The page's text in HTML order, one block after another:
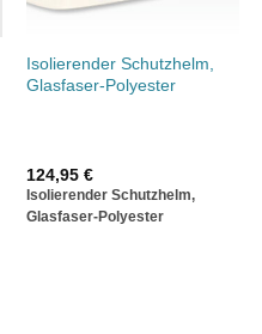
Isolierender Schutzhelm,
Glasfaser-Polyester
124,95€
Isolierender Schutzhelm,
Glasfaser-Polyester